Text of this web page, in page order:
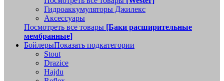
Гидроаккумуляторы Джилекс
Аксессуары
Посмотреть все товары [Баки расширительные
мембранные]
БойлерыПоказать подкатегории
Stout
Drazice
Hajdu